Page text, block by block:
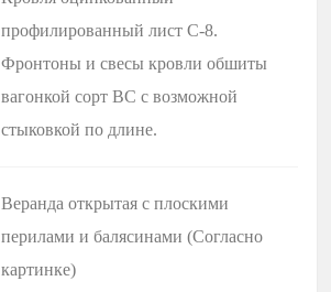
профилированный лист С-8.
Фронтоны и свесы кровли обшиты
вагонкой сорт BC с возможной
стыковкой по длине.
Веранда открытая с плоскими
перилами и балясинами (Согласно
картинке)